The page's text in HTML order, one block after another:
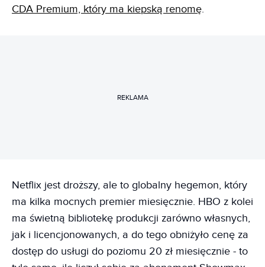
CDA Premium, który ma kiepską renomę.
REKLAMA
Netflix jest droższy, ale to globalny hegemon, który
ma kilka mocnych premier miesięcznie. HBO z kolei
ma świetną bibliotekę produkcji zarówno własnych,
jak i licencjonowanych, a do tego obniżyło cenę za
dostęp do usługi do poziomu 20 zł miesięcznie - to